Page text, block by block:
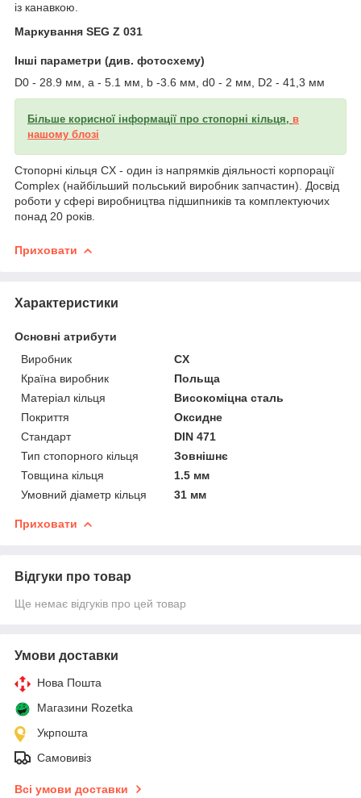
із канавкою.
Маркування SEG Z 031
Інші параметри (див. фотосхему)
D0 - 28.9 мм, a - 5.1 мм, b -3.6 мм, d0 - 2 мм, D2 - 41,3 мм
Більше корисної інформації про стопорні кільця, в
нашому блозі
Стопорні кільця CX - один із напрямків діяльності корпорації
Complex (найбільший польський виробник запчастин). Досвід
роботи у сфері виробництва підшипників та комплектуючих
понад 20 років.
Приховати
Характеристики
Основні атрибути
Виробник
CX
Країна виробник
Польща
Матеріал кільця
Високоміцна сталь
Покриття
Оксидне
Стандарт
DIN 471
Тип стопорного кільця
Зовнішнє
Товщина кільця
1.5 мм
Умовний діаметр кільця
31 мм
Приховати
Відгуки про товар
Ще немає відгуків про цей товар
Умови доставки
Нова Пошта
Магазини Rozetka
Укрпошта
Самовивіз
Всі умови доставки